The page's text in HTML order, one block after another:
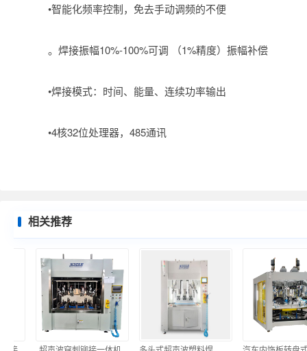
•智能化频率控制，免去手动调频的不便
。焊接振幅10%-100%可调 （1%精度）振幅补偿
•焊接模式：时间、能量、连续功率输出
•4核32位处理器，485通讯
相关推荐